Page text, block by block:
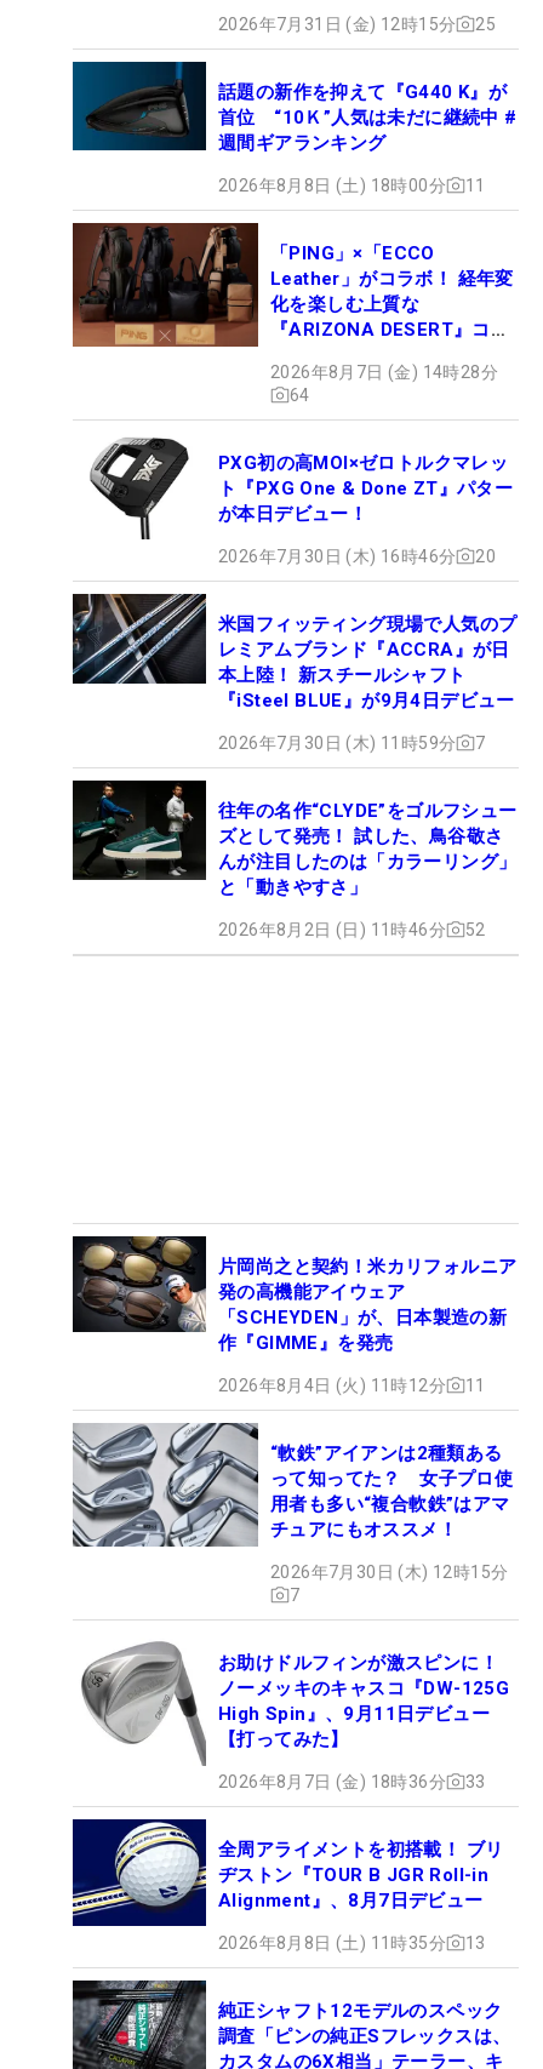
2026年7月31日 (金) 12時15分 25
話題の新作を抑えて『G440 K』が
首位 “10Ｋ”人気は未だに継続中 #
週間ギアランキング
2026年8月8日 (土) 18時00分 11
「PING」×「ECCO
Leather」がコラボ！ 経年変
化を楽しむ上質な
『ARIZONA DESERT』コレ
ュー
2026年8月7日 (金) 14時28分
64
PXG初の高MOI×ゼロトルクマレッ
ト『PXG One & Done ZT』パター
が本日デビュー！
2026年7月30日 (木) 16時46分 20
米国フィッティング現場で人気のプ
レミアムブランド『ACCRA』が日
本上陸！ 新スチールシャフト
『iSteel BLUE』が9月4日デビュー
2026年7月30日 (木) 11時59分 7
往年の名作“CLYDE”をゴルフシュー
ズとして発売！ 試した、鳥谷敬さ
んが注目したのは「カラーリング」
と「動きやすさ」
2026年8月2日 (日) 11時46分 52
片岡尚之と契約！米カリフォルニア
発の高機能アイウェア
「SCHEYDEN」が、日本製造の新
作『GIMME』を発売
2026年8月4日 (火) 11時12分 11
“軟鉄”アイアンは2種類ある
って知ってた？ 女子プロ使
用者も多い“複合軟鉄”はアマ
チュアにもオススメ！
2026年7月30日 (木) 12時15分
7
お助けドルフィンが激スピンに！
ノーメッキのキャスコ『DW-125G
High Spin』、9月11日デビュー
【打ってみた】
2026年8月7日 (金) 18時36分 33
全周アライメントを初搭載！ ブリ
ヂストン『TOUR B JGR Roll-in
Alignment』、8月7日デビュー
2026年8月8日 (土) 11時35分 13
純正シャフト12モデルのスペック
調査「ピンの純正Sフレックスは、
カスタムの6X相当」テーラー、キ